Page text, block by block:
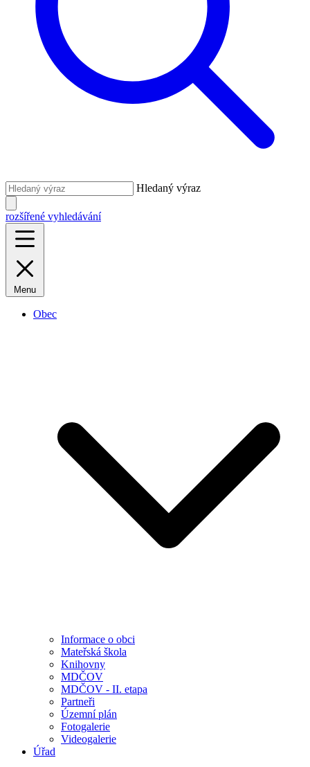
Hledaný výraz
rozšířené vyhledávání
Menu
Obec
Informace o obci
Mateřská škola
Knihovny
MDČOV
MDČOV - II. etapa
Partneři
Územní plán
Fotogalerie
Videogalerie
Úřad